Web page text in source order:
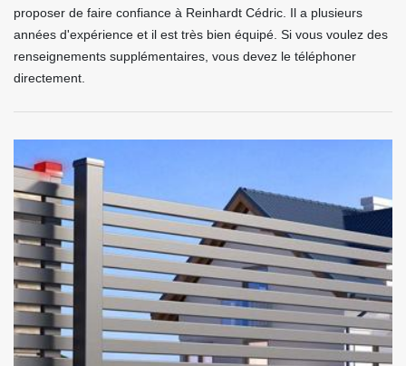
proposer de faire confiance à Reinhardt Cédric. Il a plusieurs
années d'expérience et il est très bien équipé. Si vous voulez des
renseignements supplémentaires, vous devez le téléphoner
directement.